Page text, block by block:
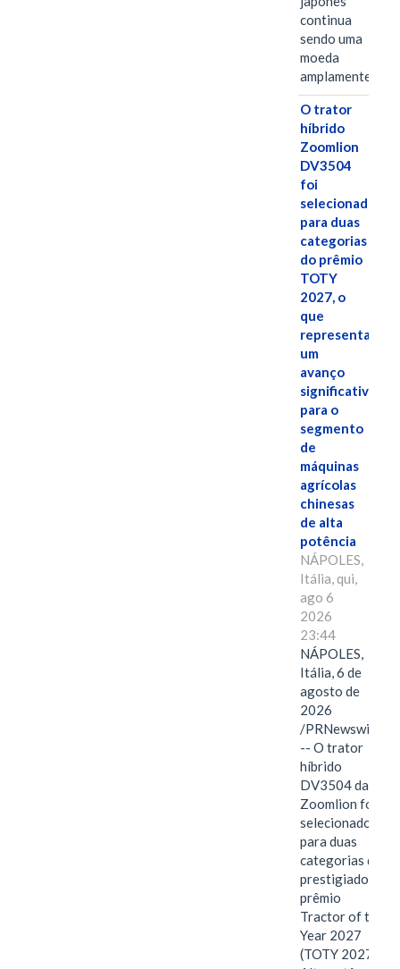
continua
sendo uma
moeda
amplamente…
O trator
híbrido
Zoomlion
DV3504
foi
selecionado
para duas
categorias
do prêmio
TOTY
2027, o
que
representa
um
avanço
significativo
para o
segmento
de
máquinas
agrícolas
chinesas
de alta
potência
NÁPOLES,
Itália, qui,
ago 6
2026
23:44
NÁPOLES,
Itália, 6 de
agosto de
2026
/PRNewswire/
-- O trator
híbrido
DV3504 da
Zoomlion foi
selecionado
para duas
categorias do
prestigiado
prêmio
Tractor of the
Year 2027
(TOTY 2027: